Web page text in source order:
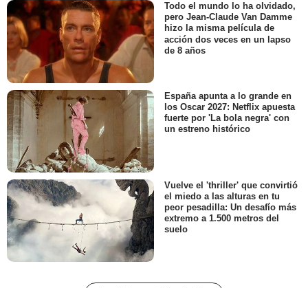
Todo el mundo lo ha olvidado,
pero Jean-Claude Van Damme
hizo la misma película de
acción dos veces en un lapso
de 8 años
España apunta a lo grande en
los Oscar 2027: Netflix apuesta
fuerte por 'La bola negra' con
un estreno histórico
Vuelve el 'thriller' que convirtió
el miedo a las alturas en tu
peor pesadilla: Un desafío más
extremo a 1.500 metros del
suelo